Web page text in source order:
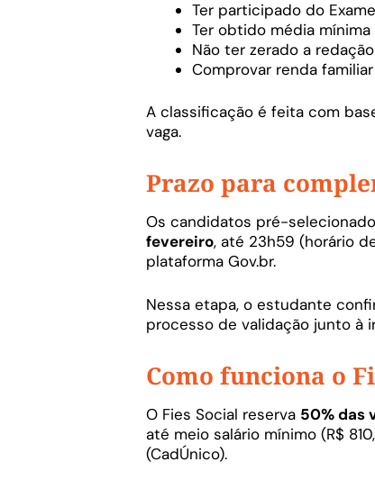
Ter participado do
Ter obtido média
Não ter zerado a redação
Comprovar renda
A classificação é feita com
vaga.
Prazo para
Os candidatos pré-
fevereiro, até 23h59 (horário
plataforma Gov.br.
Nessa etapa, o estudante
processo de validação junto à
Como funciona o
O Fies Social reserva 50% das
até meio salário mínimo (R$
(CadÚnico).